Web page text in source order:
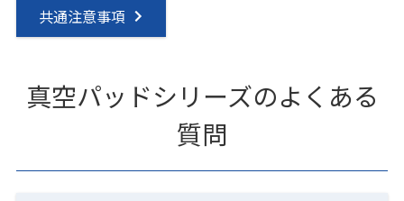
共通注意事項
真空パッドシリーズのよくある
質問